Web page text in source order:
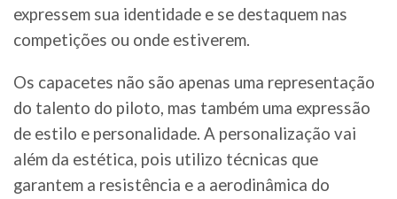
expressem sua identidade e se destaquem nas
competições ou onde estiverem.
Os capacetes não são apenas uma representação
do talento do piloto, mas também uma expressão
de estilo e personalidade. A personalização vai
além da estética, pois utilizo técnicas que
garantem a resistência e a aerodinâmica do